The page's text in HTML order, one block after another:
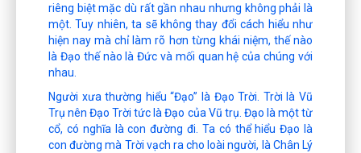
riêng biệt mặc dù rất gần nhau nhưng không phải là
một. Tuy nhiên, ta sẽ không thay đổi cách hiểu như
hiện nay mà chỉ làm rõ hơn từng khái niệm, thế nào
là Đạo thế nào là Đức và mối quan hệ của chúng với
nhau.
Người xưa thường hiểu “Đạo” là Đạo Trời. Trời là Vũ
Trụ nên Đạo Trời tức là Đạo của Vũ trụ. Đạo là một từ
cổ, có nghĩa là con đường đi. Ta có thể hiểu Đạo là
con đường mà Trời vạch ra cho loài người, là Chân Lý